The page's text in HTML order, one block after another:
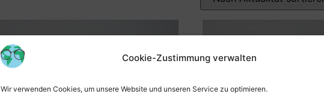
Cookie-Zustimmung verwalten
Wir verwenden Cookies, um unsere Website und unseren Service zu optimieren.